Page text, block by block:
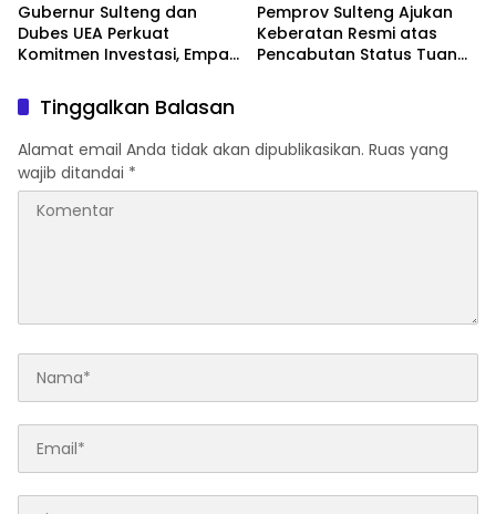
Gubernur Sulteng dan
Dubes UEA Perkuat
Komitmen Investasi, Empat
Pemprov Sulteng Ajukan
Keberatan Resmi atas
Pencabutan Status Tuan
Tinggalkan Balasan
Alamat email Anda tidak akan dipublikasikan. Ruas yang
wajib ditandai *